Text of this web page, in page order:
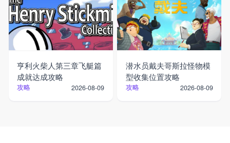
亨利火柴人第三章飞艇篇
成就达成攻略
攻略 2026-08-09
潜水员戴夫哥斯拉怪物模
型收集位置攻略
攻略 2026-08-09